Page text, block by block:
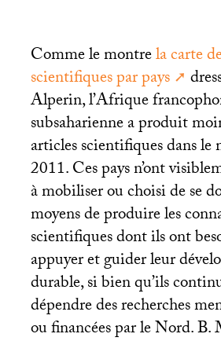
Comme le montrela carte
scientifiques par pays
Alperin, l’Afrique
subsaharienne a produit
articles scientifiques dans le
2011. Ces pays n’ont
à mobiliser ou choisi de se
moyens de produire les
scientifiques dont ils ont
appuyer et guider leur
durable, si bien qu’ils
dépendre des recherches
ou financées par le Nord.